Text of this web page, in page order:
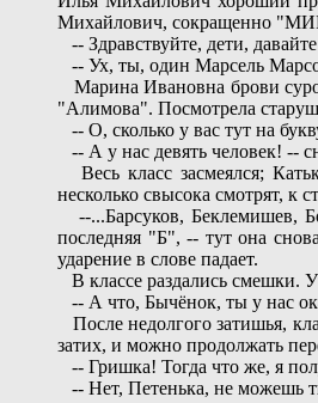
Михайлович, сокращенно
-- Здравствуйте, дети,
-- Ух, ты, один Марсель Марсо
Марина Ивановна брови
"Алимова". Посмотрела
-- О, сколько у вас тут на
-- А у нас девять человек! --
Весь класс засмеялся;
несколько свысока смотрят, к
--...Барсуков, Беклемишев,
последняя "Б", -- тут она
ударение в слове падает.
В классе раздались смешки.
-- А что, Бычёнок, ты у нас
После недолгого затишья,
затих, и можно продолжать
-- Гришка! Тогда что же, я
-- Нет, Петенька, не можешь